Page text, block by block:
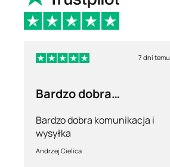
7 dni temu
Bardzo dobra
Bardzo dobra komunikacja i
wysyłka
Andrzej Cielica